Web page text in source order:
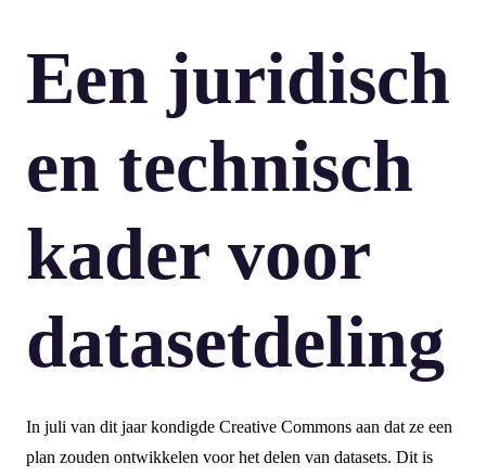
Een juridisch
en technisch
kader voor
datasetdeling
In juli van dit jaar kondigde Creative Commons aan dat ze een
plan zouden ontwikkelen voor het delen van datasets. Dit is